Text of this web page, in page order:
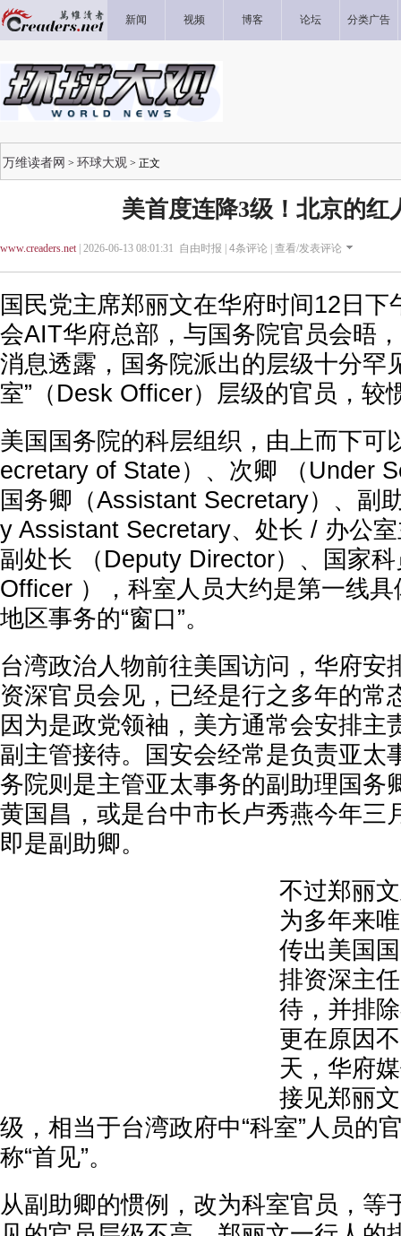
新闻 视频 博客 论坛 分类广告
万维读者网 > 环球大观 > 正文
美首度连降3级！北京的红
www.creaders.net| 2026-06-13 08:01:31 自由时报 | 4条评论 | 查看/发表评论
国民党主席郑丽文在华府时间12日下
会AIT华府总部，与国务院官员会晤
消息透露，国务院派出的层级十分罕
室”（Desk Officer）层级的官员，较
美国国务院的科层组织，由上而下可
ecretary of State）、次卿 （Under
国务卿（Assistant Secretary）、副
y Assistant Secretary、处长 / 办公
副处长 （Deputy Director）、国家
Officer ），科室人员大约是第一线
地区事务的“窗口”。
台湾政治人物前往美国访问，华府安
资深官员会见，已经是行之多年的常
因为是政党领袖，美方通常会安排主
副主管接待。国安会经常是负责亚太
务院则是主管亚太事务的副助理国务
黄国昌，或是台中市长卢秀燕今年三
即是副助卿。
不过郑丽
为多年来
传出美国
排资深主
待，并排
更在原因
天，华府
接见郑丽
级，相当于台湾政府中“科室”人员的
称“首见”。
从副助卿的惯例，改为科室官员，等